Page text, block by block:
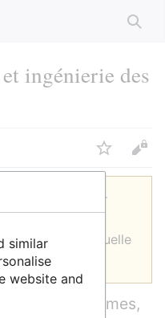
ingénierie des
Suivre
2022 à 14:51 par
| Version actuelle
→ (diff)
les organismes,
similar
website and